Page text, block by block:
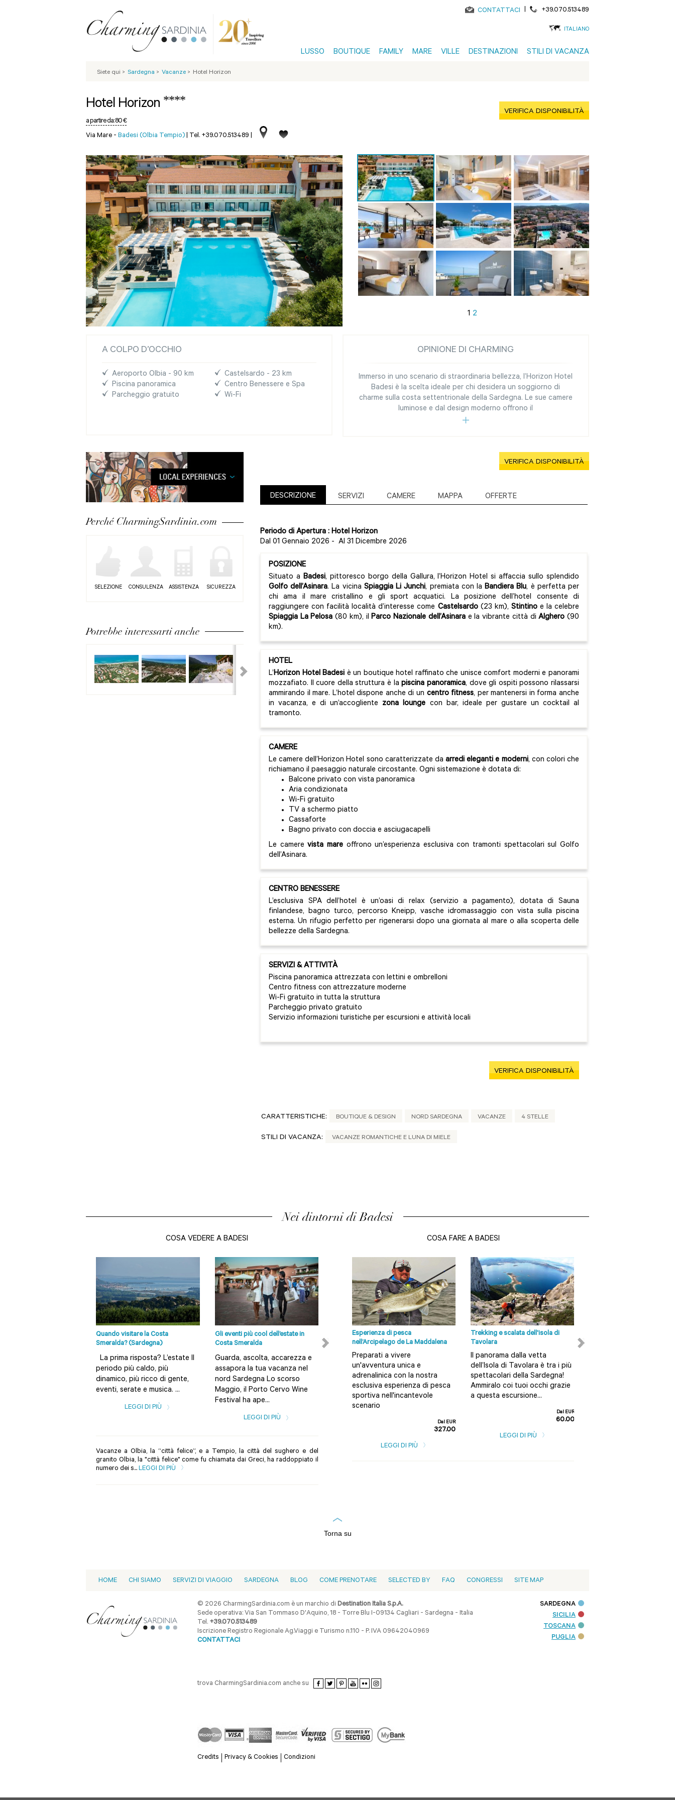
CONTATTACI | +39.070.513489
ITALIANO
LUSSO BOUTIQUE FAMILY MARE VILLE DESTINAZIONI STILI DI VACANZA
Siete qui > Sardegna > Vacanze > Hotel Horizon
Hotel Horizon ****
a partire da:80 €
Via Mare - Badesi (Olbia Tempio) | Tel. +39.070.513489 |
VERIFICA DISPONIBILITÀ
1 2
A COLPO D’OCCHIO
Aeroporto Olbia - 90 km
Castelsardo - 23 km
Piscina panoramica
Centro Benessere e Spa
Parcheggio gratuito
Wi-Fi
OPINIONE DI CHARMING
Immerso in uno scenario di straordinaria bellezza, l’Horizon Hotel
Badesi è la scelta ideale per chi desidera un soggiorno di
charme sulla costa settentrionale della Sardegna. Le sue camere
luminose e dal design moderno offrono il
Perché CharmingSardinia.com
SELEZIONE CONSULENZA ASSISTENZA SICUREZZA
Potrebbe interessarti anche
VERIFICA DISPONIBILITÀ
DESCRIZIONE SERVIZI CAMERE MAPPA OFFERTE
Periodo di Apertura : Hotel Horizon
Dal 01 Gennaio 2026 - Al 31 Dicembre 2026
POSIZIONE
Situato a Badesi, pittoresco borgo della Gallura, l’Horizon Hotel si affaccia sullo splendido
Golfo dell’Asinara. La vicina Spiaggia Li Junchi, premiata con laBandiera Blu, è perfetta per
chi ama il mare cristallino e gli sport acquatici. La posizione dell’hotel consente di
raggiungere con facilità località d’interesse come Castelsardo(23 km), Stintinoe la celebre
Spiaggia La Pelosa (80 km), ilParco Nazionale dell’Asinarae la vibrante città diAlghero (90
km).
HOTEL
L’Horizon Hotel Badesi è un boutique hotel raffinato che unisce comfort moderni e panorami
mozzafiato. Il cuore della struttura è la piscina panoramica, dove gli ospiti possono rilassarsi
ammirando il mare. L’hotel dispone anche di un centro fitness, per mantenersi in forma anche
in vacanza, e di un’accogliente zona lounge con bar, ideale per gustare un cocktail al
tramonto.
CAMERE
Le camere dell’Horizon Hotel sono caratterizzate daarredi eleganti e moderni, con colori che
richiamano il paesaggio naturale circostante. Ogni sistemazione è dotata di:
Balcone privato con vista panoramica
Aria condizionata
Wi-Fi gratuito
TV a schermo piatto
Cassaforte
Bagno privato con doccia e asciugacapelli
Le camerevista mareoffrono un’esperienza esclusiva con tramonti spettacolari sul Golfo
dell’Asinara.
CENTRO BENESSERE
L’esclusiva SPA dell’hotel è un’oasi di relax (servizio a pagamento), dotata di Sauna
finlandese, bagno turco, percorso Kneipp, vasche idromassaggio con vista sulla piscina
esterna. Un rifugio perfetto per rigenerarsi dopo una giornata al mare o alla scoperta delle
bellezze della Sardegna.
SERVIZI & ATTIVITÀ
Piscina panoramica attrezzata con lettini e ombrelloni
Centro fitness con attrezzature moderne
Wi-Fi gratuito in tutta la struttura
Parcheggio privato gratuito
Servizio informazioni turistiche per escursioni e attività locali
VERIFICA DISPONIBILITÀ
CARATTERISTICHE: BOUTIQUE & DESIGN NORD SARDEGNA VACANZE 4 STELLE
STILI DI VACANZA: VACANZE ROMANTICHE E LUNA DI MIELE
Nei dintorni di Badesi
COSA VEDERE A BADESI
Quando visitare la Costa
Smeralda? (Sardegna)
La prima risposta? L’estate Il
periodo più caldo, più
dinamico, più ricco di gente,
eventi, serate e musica. ...
LEGGI DI PIÙ
Gli eventi più cool dell’estate in
Costa Smeralda
Guarda, ascolta, accarezza e
assapora la tua vacanza nel
nord Sardegna Lo scorso
Maggio, il Porto Cervo Wine
Festival ha ape...
LEGGI DI PIÙ
Spiagge Olbia, Costa Smeralda e
dintorni
L’area costiera che va da
Budoni, località a sud di Olbia
fino a Badesi ospita una
grande varietà di spiagge.
Leggi ...
Siti Olbia-Tempio
San Pantaleo Il turismo
balneare è, oggi la sua
principale fonte di reddito e la
sua produzione di manufatti
artigianali...
LEGGI DI PIÙ
Vacanze a Olbia, la “città felice”, e a Tempio, la città del sughero e del
granito Olbia, la "città felice" come fu chiamata dai Greci, ha raddoppiato il
numero dei s... LEGGI DI PIÙ
COSA FARE A BADESI
Esperienza di pesca
nell’Arcipelago de La Maddalena
Preparati a vivere
un'avventura unica e
adrenalinica con la nostra
esclusiva esperienza di pesca
sportiva nell'incantevole
scenario
Dal EUR
327.00
LEGGI DI PIÙ
Trekking e scalata dell'isola di
Tavolara
Il panorama dalla vetta
dell’Isola di Tavolara è tra i più
spettacolari della Sardegna!
Ammiralo coi tuoi occhi grazie
a questa escursione...
Dal EUR
60.00
LEGGI DI PIÙ
Torna su
HOME CHI SIAMO SERVIZI DI VIAGGIO SARDEGNA BLOG COME PRENOTARE SELECTED BY FAQ CONGRESSI SITE MAP
© 2026 CharmingSardinia.com è un marchio diDestination Italia S.p.A.
Sede operativa: Via San Tommaso D'Aquino, 18 - Torre Blu I-09134 Cagliari - Sardegna - Italia
Tel. +39.070.513489
Iscrizione Registro Regionale Ag.Viaggi e Turismo n.110 - P. IVA 09642040969
CONTATTACI
trova CharmingSardinia.com anche su
Credits Privacy & Cookies Condizioni
SARDEGNA
SICILIA
TOSCANA
PUGLIA